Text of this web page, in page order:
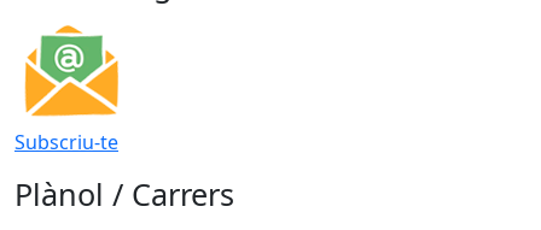
Subscriu-te
Plànol / Carrers